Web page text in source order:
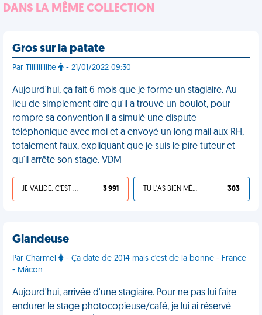
DANS LA MÊME COLLECTION
Gros sur la patate
Par Tiiiiiiiiiiite - 21/01/2022 09:30
Aujourd'hui, ça fait 6 mois que je forme un stagiaire. Au
lieu de simplement dire qu'il a trouvé un boulot, pour
rompre sa convention il a simulé une dispute
téléphonique avec moi et a envoyé un long mail aux RH,
totalement faux, expliquant que je suis le pire tuteur et
qu'il arrête son stage. VDM
JE VALIDE, C'EST UNE VDM 3 991 TU L'AS BIEN MÉRITÉ 303
Glandeuse
Par Charmel
- Ça date de 2014 mais c'est de la bonne - France
- Mâcon
Aujourd'hui, arrivée d'une stagiaire. Pour ne pas lui faire
endurer le stage photocopieuse/café, je lui ai réservé